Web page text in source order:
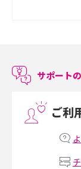
ASMRとは？初心
LINEで友だちを削
プリペイドSIMと
サポート
ご利